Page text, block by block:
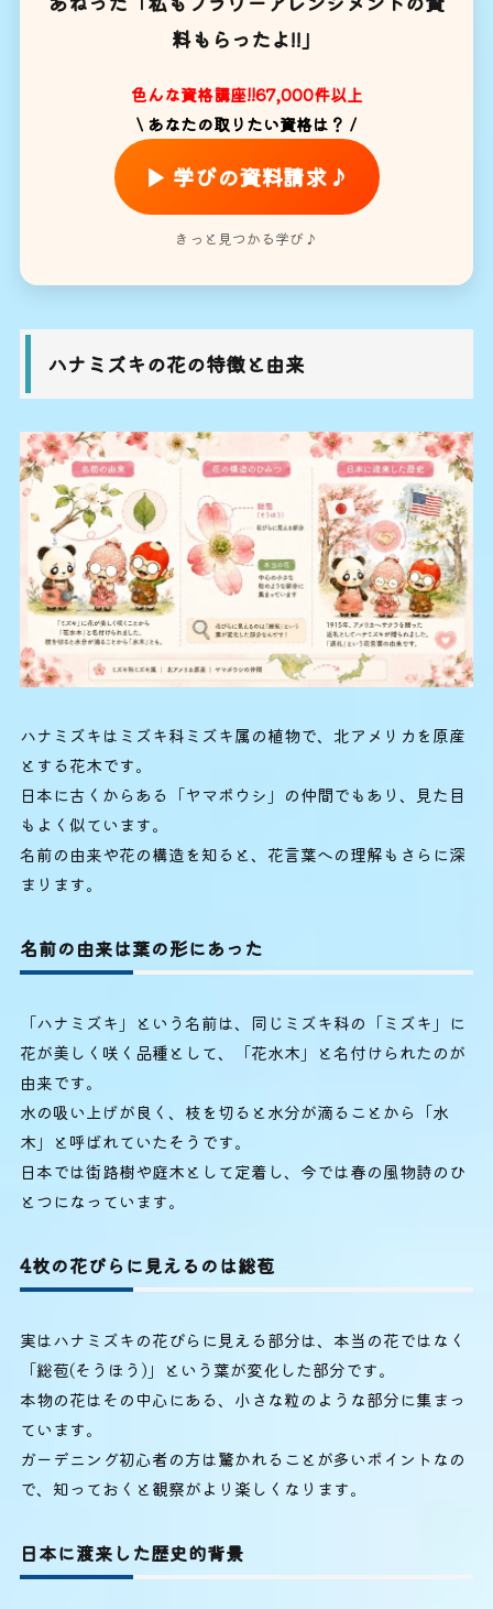
料もらったよ!!」
色んな資格講座!!67,000件以上
\ あなたの取りたい資格は？ /
▶ 学びの資料請求♪
きっと見つかる学び♪
ハナミズキの花の特徴と由来
ハナミズキはミズキ科ミズキ属の植物で、北アメリカを原産
とする花木です。
日本に古くからある「ヤマボウシ」の仲間でもあり、見た目
もよく似ています。
名前の由来や花の構造を知ると、花言葉への理解もさらに深
まります。
名前の由来は葉の形にあった
「ハナミズキ」という名前は、同じミズキ科の「ミズキ」に
花が美しく咲く品種として、「花水木」と名付けられたのが
由来です。
水の吸い上げが良く、枝を切ると水分が滴ることから「水
木」と呼ばれていたそうです。
日本では街路樹や庭木として定着し、今では春の風物詩のひ
とつになっています。
4枚の花びらに見えるのは総苞
実はハナミズキの花びらに見える部分は、本当の花ではなく
「総苞(そうほう)」という葉が変化した部分です。
本物の花はその中心にある、小さな粒のような部分に集まっ
ています。
ガーデニング初心者の方は驚かれることが多いポイントなの
で、知っておくと観察がより楽しくなります。
日本に渡来した歴史的背景